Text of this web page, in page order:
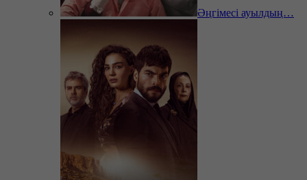
Әңгімесі ауылдың…